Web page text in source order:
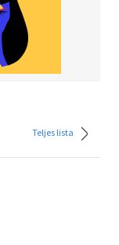
Teljes lista